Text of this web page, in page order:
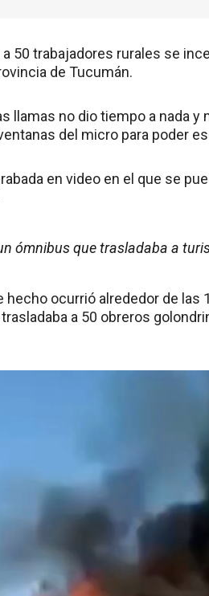
50 trabajadores rurales se
de Tucumán.
llamas no dio tiempo a nada
del micro para poder
en video en el que se
ómnibus que trasladaba a
hecho ocurrió alrededor de las
a 50 obreros